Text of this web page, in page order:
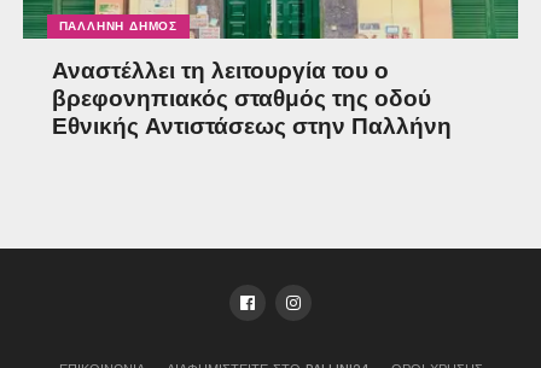
ΠΑΛΛΉΝΗ ΔΉΜΟΣ
Αναστέλλει τη λειτουργία του ο
βρεφονηπιακός σταθμός της οδού
Εθνικής Αντιστάσεως στην Παλλήνη